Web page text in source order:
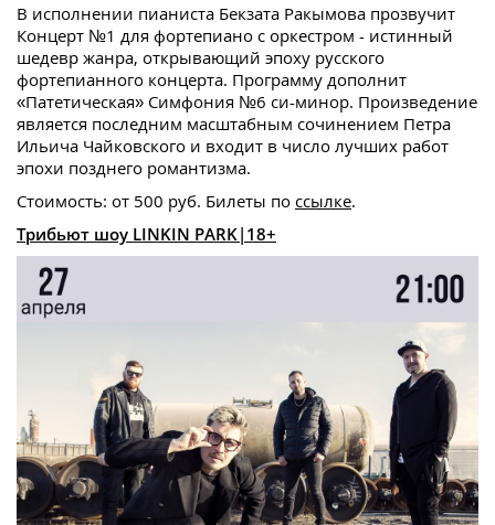
В исполнении пианиста Бекзата Ракымова прозвучит
Концерт №1 для фортепиано с оркестром - истинный
шедевр жанра, открывающий эпоху русского
фортепианного концерта. Программу дополнит
«Патетическая» Симфония №6 си-минор. Произведение
является последним масштабным сочинением Петра
Ильича Чайковского и входит в число лучших работ
эпохи позднего романтизма.
Стоимость: от 500 руб. Билеты по ссылке.
Трибьют шоу LINKIN PARK|18+